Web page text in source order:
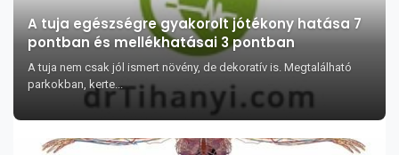
A tuja egészségre gyakorolt jótékony hatása 7
pontban és mellékhatásai 3 pontban
A tuja nem csak jól ismert növény, de dekoratív is. Megtalálható
parkokban, kerte...